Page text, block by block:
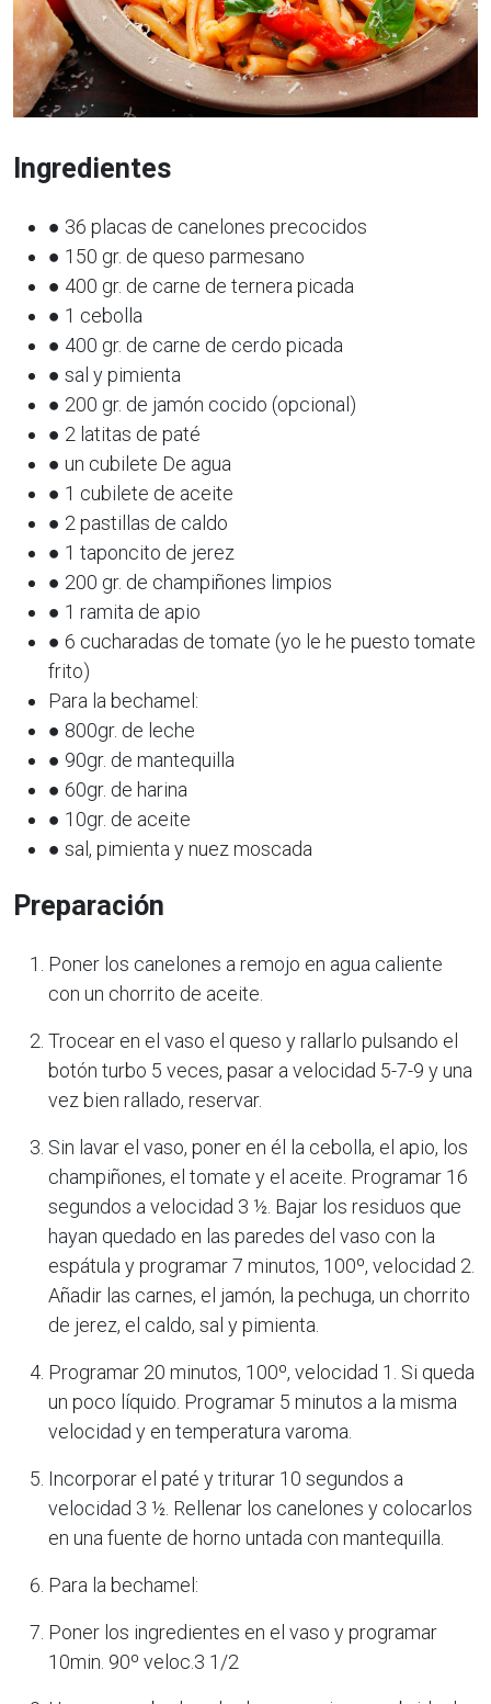
Ingredientes
● 36 placas de canelones precocidos
● 150 gr. de queso parmesano
● 400 gr. de carne de ternera picada
● 1 cebolla
● 400 gr. de carne de cerdo picada
● sal y pimienta
● 200 gr. de jamón cocido (opcional)
● 2 latitas de paté
● un cubilete De agua
● 1 cubilete de aceite
● 2 pastillas de caldo
● 1 taponcito de jerez
● 200 gr. de champiñones limpios
● 1 ramita de apio
● 6 cucharadas de tomate (yo le he puesto tomate
frito)
Para la bechamel:
● 800gr. de leche
● 90gr. de mantequilla
● 60gr. de harina
● 10gr. de aceite
● sal, pimienta y nuez moscada
Preparación
Poner los canelones a remojo en agua caliente
con un chorrito de aceite.
Trocear en el vaso el queso y rallarlo pulsando el
botón turbo 5 veces, pasar a velocidad 5-7-9 y una
vez bien rallado, reservar.
Sin lavar el vaso, poner en él la cebolla, el apio, los
champiñones, el tomate y el aceite. Programar 16
segundos a velocidad 3 ½. Bajar los residuos que
hayan quedado en las paredes del vaso con la
espátula y programar 7 minutos, 100º, velocidad 2.
Añadir las carnes, el jamón, la pechuga, un chorrito
de jerez, el caldo, sal y pimienta.
Programar 20 minutos, 100º, velocidad 1. Si queda
un poco líquido. Programar 5 minutos a la misma
velocidad y en temperatura varoma.
Incorporar el paté y triturar 10 segundos a
velocidad 3 ½. Rellenar los canelones y colocarlos
en una fuente de horno untada con mantequilla.
Para la bechamel:
Poner los ingredientes en el vaso y programar
10min. 90º veloc.3 1/2